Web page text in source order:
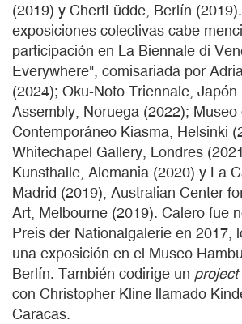
(2019) y ChertLüdde, Berlín
exposiciones colectivas cabe
participación en La Biennale di
Everywhere", comisariada por
(2024); Oku-Noto Triennale, Japón
Assembly, Noruega (2022); Museo
Contemporáneo Kiasma, Helsinki
Whitechapel Gallery, Londres
Kunsthalle, Alemania (2020) y La
Madrid (2019), Australian Center
Art, Melbourne (2019). Calero fue
Preis der Nationalgalerie en 2017,
una exposición en el Museo
Berlín. También codirige un
con Christopher Kline llamado
Caracas.